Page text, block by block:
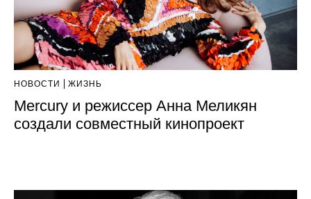
НОВОСТИ ЖИЗНЬ
Mercury и режиссер Анна Меликян
создали совместный кинопроект